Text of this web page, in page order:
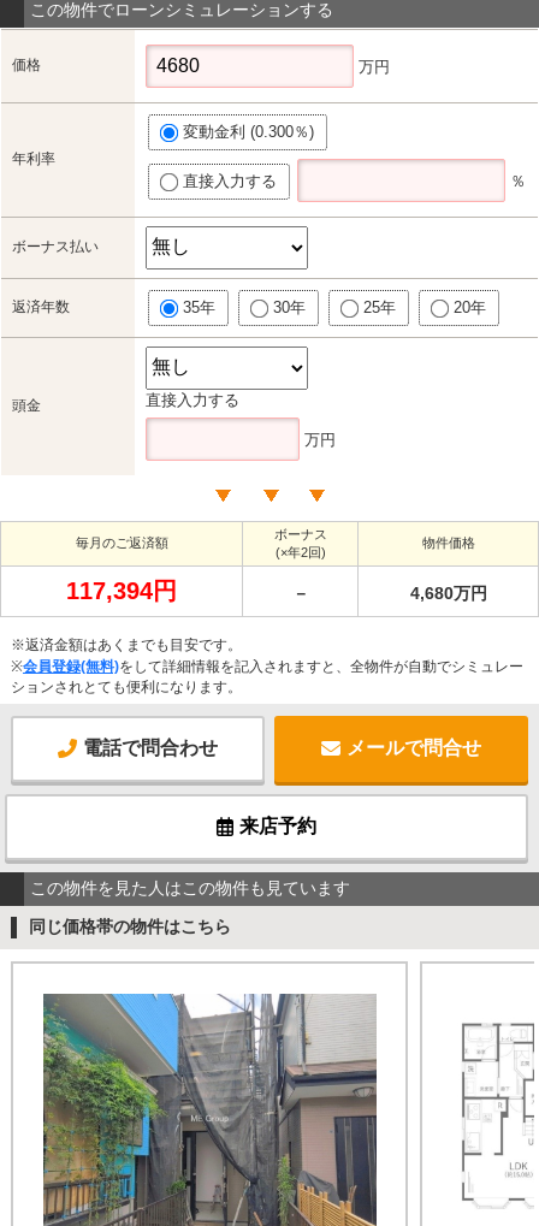
この物件でローンシミュレーションする
価格 万円
年利率
変動金利 (0.300％)
直接入力する ％
ボーナス払い
返済年数 35年 30年 25年 20年
頭金 直接入力する
万円
毎月のご返済額
ボーナス
(×年2回)
物件価格
117,394円 － 4,680万円
※返済金額はあくまでも目安です。
※会員登録(無料)をして詳細情報を記入されますと、全物件が自動でシミュレー
ションされとても便利になります。
電話で問合わせ メールで問合せ
来店予約
この物件を見た人はこの物件も見ています
同じ価格帯の物件はこちら